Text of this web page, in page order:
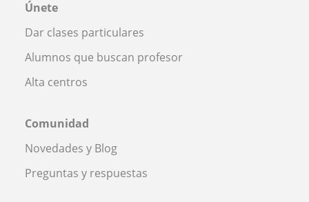
Únete
Dar clases particulares
Alumnos que buscan profesor
Alta centros
Comunidad
Novedades y Blog
Preguntas y respuestas